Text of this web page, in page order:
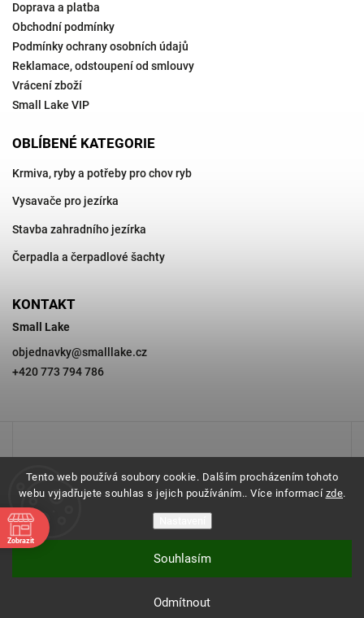
Tento web používá soubory cookie. Dalším procházením tohoto
webu vyjadřujete souhlas s jejich používáním.. Více informací zde.
Odmítnout
Souhlasím
Doprava a platba
Obchodní podmínky
Podmínky ochrany osobních údajů
Reklamace, odstoupení od smlouvy
Vrácení zboží
Small Lake VIP
OBLÍBENÉ KATEGORIE
Krmiva, ryby a potřeby pro chov ryb
Vysavače pro jezírka
Stavba zahradního jezírka
Čerpadla a čerpadlové šachty
KONTAKT
Small Lake
objednavky@smalllake.cz
+420 773 794 786
SMALL LAKE
. Všechna práva vyhrazena.
Zobrazit